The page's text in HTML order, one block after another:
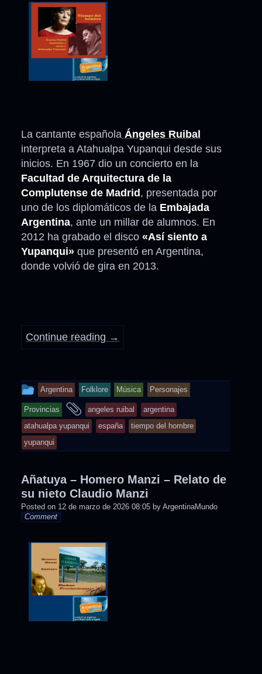
La cantante española Ángeles Ruibal
interpreta a Atahualpa Yupanqui desde sus
inicios. En 1967 dio un concierto en la
Facultad de Arquitectura de la
Complutense de Madrid, presentada por
uno de los diplomáticos de la Embajada
Argentina, ante un millar de alumnos. En
2012 ha grabado el disco «Así siento a
Yupanqui» que presentó en Argentina,
donde volvió de gira en 2013.
Continue reading →
This
entry
was
posted
in
Argentina Folklore Música Personajes
Provincias
and
tagged
angeles ruibal
argentina
atahualpa yupanqui
españa
tiempo del hombre
yupanqui
Añatuya – Homero Manzi – Relato de
su nieto Claudio Manzi
Posted on 12 de marzo de 2026 08:05 by ArgentinaMundo
Comment